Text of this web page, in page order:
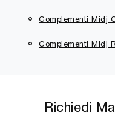
Complementi Midj
Complementi Midj
Richiedi